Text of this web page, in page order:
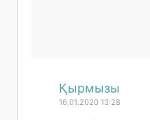
Қырмызы
16.01.2020 13:28